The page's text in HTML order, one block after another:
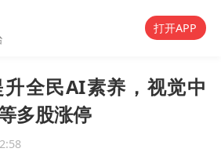
打开APP
全民AI素养，视觉中
多股涨停